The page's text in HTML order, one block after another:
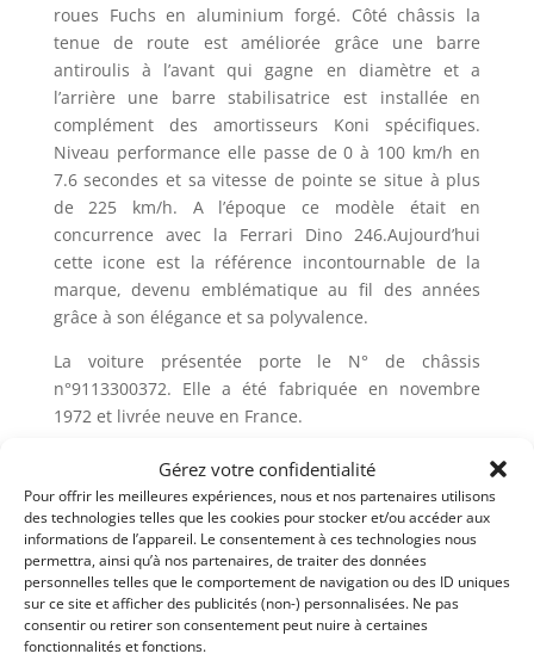
Gérez votre confidentialité
Pour offrir les meilleures expériences, nous et nos partenaires utilisons
des technologies telles que les cookies pour stocker et/ou accéder aux
informations de l’appareil. Le consentement à ces technologies nous
permettra, ainsi qu’à nos partenaires, de traiter des données
personnelles telles que le comportement de navigation ou des ID uniques
sur ce site et afficher des publicités (non-) personnalisées. Ne pas
consentir ou retirer son consentement peut nuire à certaines
fonctionnalités et fonctions.
roues Fuchs en aluminium forgé. Côté châssis la
tenue de route est améliorée grâce une barre
antiroulis à l’avant qui gagne en diamètre et a
l’arrière une barre stabilisatrice est installée en
complément des amortisseurs Koni spécifiques.
Niveau performance elle passe de 0 à 100 km/h en
7.6 secondes et sa vitesse de pointe se situe à plus
de 225 km/h. A l’époque ce modèle était en
concurrence avec la Ferrari Dino 246.Aujourd’hui
cette icone est la référence incontournable de la
marque, devenu emblématique au fil des années
grâce à son élégance et sa polyvalence.
La voiture présentée porte le N° de châssis
n°9113300372. Elle a été fabriquée en novembre
1972 et livrée neuve en France.
Ce coupé exceptionnel a subi une restauration totale
à partir de la caisse nue dans nos ateliers en 2015 et
2016 et n’a parcouru que 3 093 kms depuis.
Cette magnifique auto sera livrée avec son certificat
Porsche, une expertise valeur agrée ainsi que son
dossier de restauration.